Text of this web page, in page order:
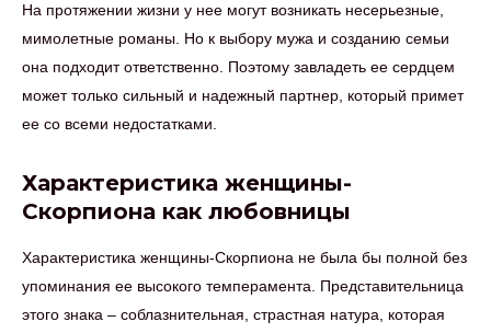
На протяжении жизни у нее могут возникать несерьезные,
мимолетные романы. Но к выбору мужа и созданию семьи
она подходит ответственно. Поэтому завладеть ее сердцем
может только сильный и надежный партнер, который примет
ее со всеми недостатками.
Характеристика женщины-
Скорпиона как любовницы
Характеристика женщины-Скорпиона не была бы полной без
упоминания ее высокого темперамента. Представительница
этого знака – соблазнительная, страстная натура, которая